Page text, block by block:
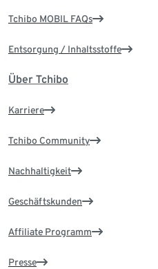
Tchibo MOBIL FAQs
Entsorgung / Inhaltsstoffe
Über Tchibo
Karriere
Tchibo Community
Nachhaltigkeit
Geschäftskunden
Affiliate Programm
Presse